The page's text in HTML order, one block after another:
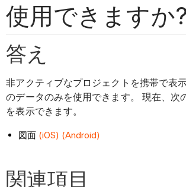
使用できますか?
答え
非アクティブなプロジェクトを携帯で表
のデータのみを使用できます。 現在、次
を表示できます。
図面 (iOS) (Android)
関連項目